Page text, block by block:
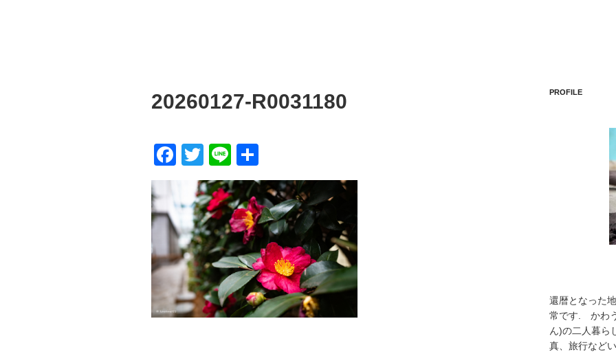
20260127-R0031180
F
c
e
b
o
o
k
T
wi
tt
er
Li
n
e
有
PROFILE
還暦となった
常です. かわ
ん)の二人暮ら
真、旅行など